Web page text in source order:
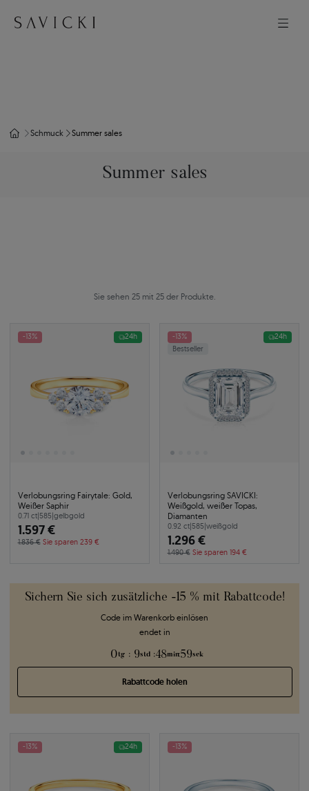
Schmuck Summer sales
Summer sales
Sie sehen 25 mit 25 der Produkte.
Sichern Sie sich zusätzliche -15 % mit Rabattcode!
Code im Warenkorb einlösen
endet in
0 tg : 9std :48min:58sek
Rabattcode holen
-13% 24h
Verlobungsring Fairytale: Gold,
Weißer Saphir
0.71 ct|585|gelbgold
1.597 €
1.836 € Sie sparen 239 €
-13%
Bestseller
24h
Verlobungsring SAVICKI:
Weißgold, weißer Topas,
Diamanten
0.92 ct|585|weißgold
1.296 €
1.490 € Sie sparen 194 €
-13% 24h -13%